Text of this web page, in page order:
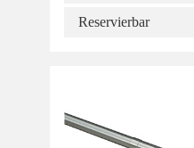
Reservierbar